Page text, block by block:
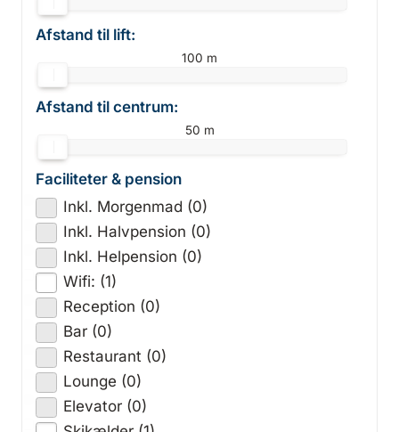
Afstand til lift:
100 m
Afstand til centrum:
50 m
Faciliteter & pension
Inkl. Morgenmad (0)
Inkl. Halvpension (0)
Inkl. Helpension (0)
Wifi: (1)
Reception (0)
Bar (0)
Restaurant (0)
Lounge (0)
Elevator (0)